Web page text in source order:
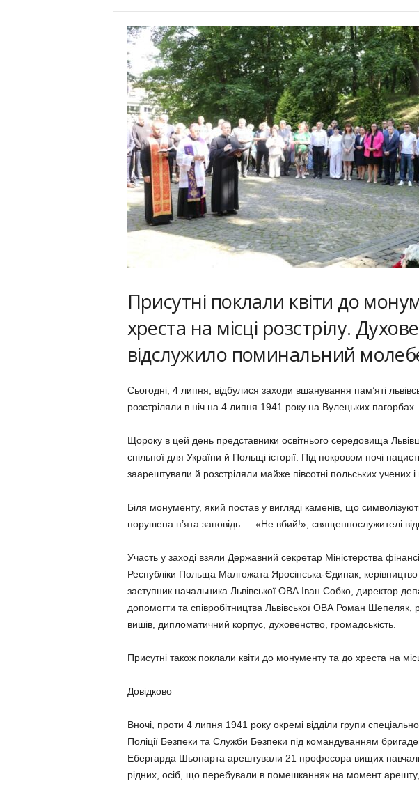
Присутні поклали квіти до
хреста на місці розстрілу.
відслужило поминальний
Сьогодні, 4 липня, відбулися заходи вшанування пам’яті
розстріляли в ніч на 4 липня 1941 року на Вулецьких пагорбах.
Щороку в цей день представники освітнього середовища
спільної для України й Польщі історії. Під покровом ночі
заарештували й розстріляли майже півсотні польських учених і
Біля монументу, який постав у вигляді каменів, що
порушена п’ята заповідь ― «Не вбий!», священнослужителі
Участь у заході взяли Державний секретар Міністерства
Республіки Польща Малгожата Яросінська-Єдинак,
заступник начальника Львівської ОВА Іван Собко, директор
допомогти та співробітництва Львівської ОВА Роман Шепеляк,
вишів, дипломатичний корпус, духовенство, громадськість.
Присутні також поклали квіти до монументу та до хреста на
Довідково
Вночі, проти 4 липня 1941 року окремі відділи групи
Поліції Безпеки та Служби Безпеки під командуванням
Ебергарда Шьонарта арештували 21 професора вищих
рідних, осіб, що перебували в помешканнях на момент арешту,